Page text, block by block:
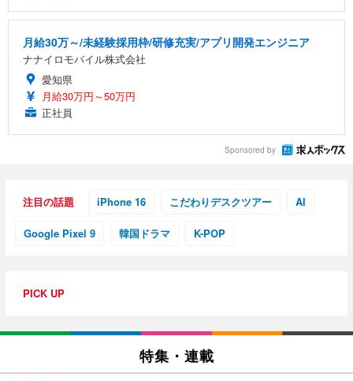
月給30万～/未経験採用枠/研修充実/アプリ開発エンジニア
ナナイロモバイル株式会社
愛知県
月給30万円～50万円
正社員
Sponsored by
注目の話題 iPhone 16 こだわりデスクツアー AI
Google Pixel 9 韓国ドラマ K-POP
PICK UP
特集・連載